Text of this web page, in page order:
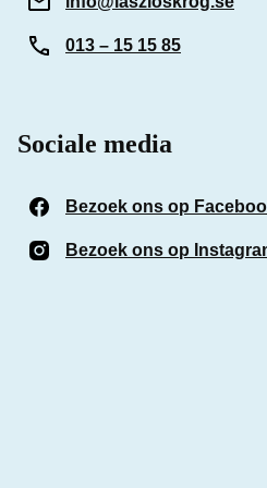
013 – 15 15 85
Sociale media
Bezoek ons op
Bezoek ons op